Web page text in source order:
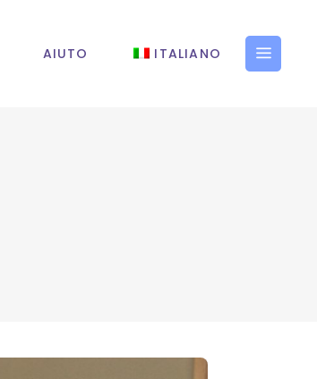
AIUTO ITALIANO